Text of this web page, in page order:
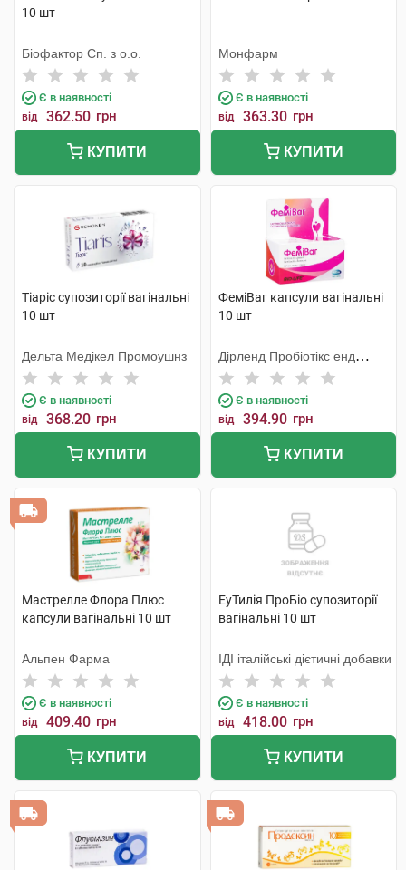
10 шт
Біофактор Сп. з о.о.
Є в наявності
від 362.50 грн
КУПИТИ
Монфарм
Є в наявності
від 363.30 грн
КУПИТИ
Тіаріс супозиторії вагінальні
10 шт
Дельта Медікел Промоушнз
Є в наявності
від 368.20 грн
КУПИТИ
ФеміВаг капсули вагінальні
10 шт
Дірленд Пробіотікс енд
Ензимс А/С
Є в наявності
від 394.90 грн
КУПИТИ
Мастрелле Флора Плюс
капсули вагінальні 10 шт
Альпен Фарма
Є в наявності
від 409.40 грн
КУПИТИ
ЕуТилія ПроБіо супозиторії
вагінальні 10 шт
ІДІ італійські дієтичні добавки
Є в наявності
від 418.00 грн
КУПИТИ